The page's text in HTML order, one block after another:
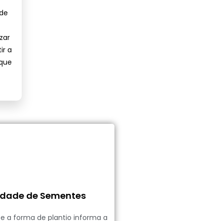
a
de Sementes
a forma de plantio informa a